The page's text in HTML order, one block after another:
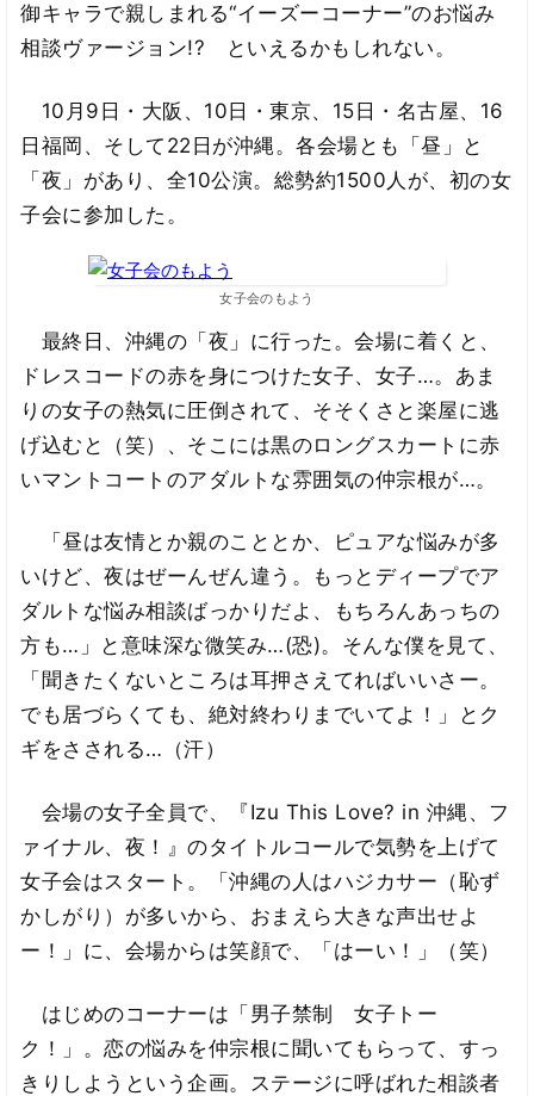
御キャラで親しまれる“イーズーコーナー”のお悩み
相談ヴァージョン!? といえるかもしれない。
10月9日・大阪、10日・東京、15日・名古屋、16
日福岡、そして22日が沖縄。各会場とも「昼」と
「夜」があり、全10公演。総勢約1500人が、初の女
子会に参加した。
女子会のもよう
最終日、沖縄の「夜」に行った。会場に着くと、
ドレスコードの赤を身につけた女子、女子…。あま
りの女子の熱気に圧倒されて、そそくさと楽屋に逃
げ込むと（笑）、そこには黒のロングスカートに赤
いマントコートのアダルトな雰囲気の仲宗根が…。
「昼は友情とか親のこととか、ピュアな悩みが多
いけど、夜はぜーんぜん違う。もっとディープでア
ダルトな悩み相談ばっかりだよ、もちろんあっちの
方も…」と意味深な微笑み…(恐)。そんな僕を見て、
「聞きたくないところは耳押さえてればいいさー。
でも居づらくても、絶対終わりまでいてよ！」とク
ギをさされる…（汗）
会場の女子全員で、『Izu This Love? in 沖縄、フ
ァイナル、夜！』のタイトルコールで気勢を上げて
女子会はスタート。「沖縄の人はハジカサー（恥ず
かしがり）が多いから、おまえら大きな声出せよ
ー！」に、会場からは笑顔で、「はーい！」（笑）
はじめのコーナーは「男子禁制 女子トー
ク！」。恋の悩みを仲宗根に聞いてもらって、すっ
きりしようという企画。ステージに呼ばれた相談者